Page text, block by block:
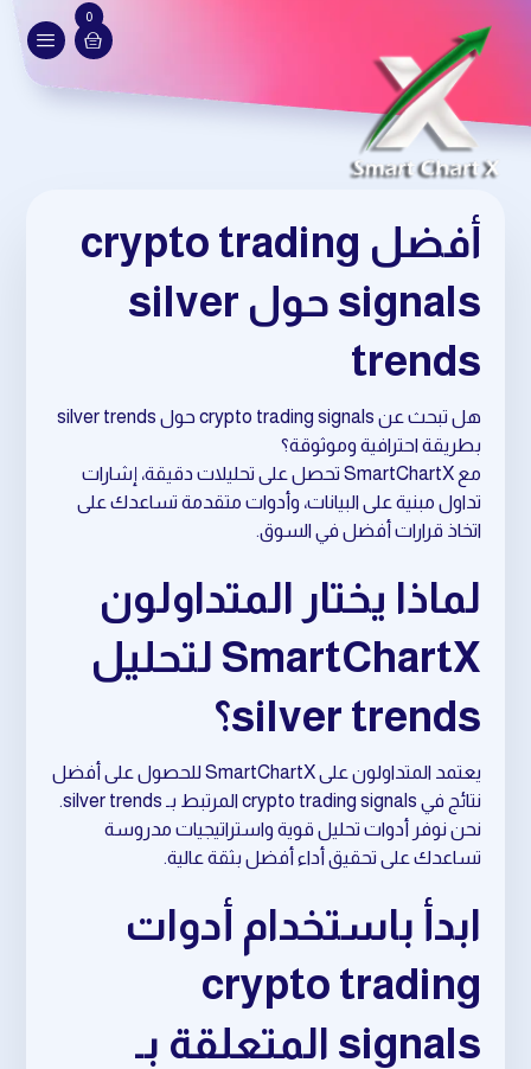
0
أفضل crypto trading
signals حول silver
trends
هل تبحث عن crypto trading signals حول silver trends
بطريقة احترافية وموثوقة؟
مع SmartChartX تحصل على تحليلات دقيقة، إشارات
تداول مبنية على البيانات، وأدوات متقدمة تساعدك على
اتخاذ قرارات أفضل في السوق.
لماذا يختار المتداولون
SmartChartX لتحليل
silver trends؟
يعتمد المتداولون على SmartChartX للحصول على أفضل
نتائج في crypto trading signals المرتبط بـ silver trends.
نحن نوفر أدوات تحليل قوية واستراتيجيات مدروسة
تساعدك على تحقيق أداء أفضل بثقة عالية.
ابدأ باستخدام أدوات
crypto trading
signals المتعلقة بـ